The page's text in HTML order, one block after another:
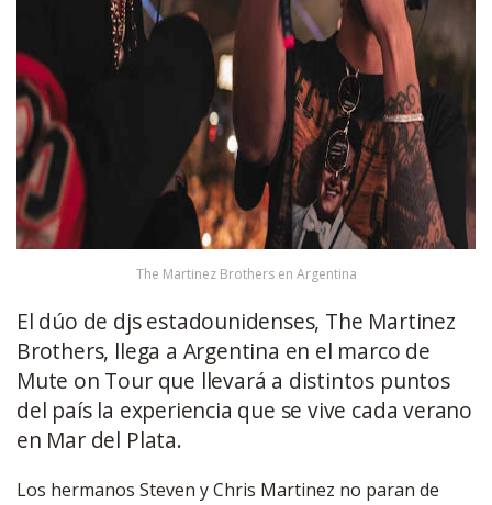
The Martinez Brothers en Argentina
El dúo de djs estadounidenses, The Martinez
Brothers, llega a Argentina en el marco de
Mute on Tour que llevará a distintos puntos
del país la experiencia que se vive cada verano
en Mar del Plata.
Los hermanos Steven y Chris Martinez no paran de